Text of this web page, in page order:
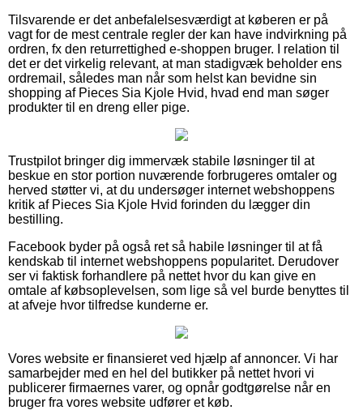
Tilsvarende er det anbefalelsesværdigt at køberen er på
vagt for de mest centrale regler der kan have indvirkning på
ordren, fx den returrettighed e-shoppen bruger. I relation til
det er det virkelig relevant, at man stadigvæk beholder ens
ordremail, således man når som helst kan bevidne sin
shopping af Pieces Sia Kjole Hvid, hvad end man søger
produkter til en dreng eller pige.
Trustpilot bringer dig immervæk stabile løsninger til at
beskue en stor portion nuværende forbrugeres omtaler og
herved støtter vi, at du undersøger internet webshoppens
kritik af Pieces Sia Kjole Hvid forinden du lægger din
bestilling.
Facebook byder på også ret så habile løsninger til at få
kendskab til internet webshoppens popularitet. Derudover
ser vi faktisk forhandlere på nettet hvor du kan give en
omtale af købsoplevelsen, som lige så vel burde benyttes til
at afveje hvor tilfredse kunderne er.
Vores website er finansieret ved hjælp af annoncer. Vi har
samarbejder med en hel del butikker på nettet hvori vi
publicerer firmaernes varer, og opnår godtgørelse når en
bruger fra vores website udfører et køb.